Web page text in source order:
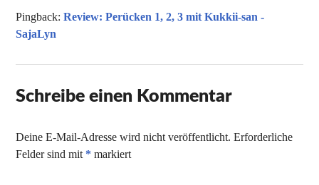
Pingback:Review: Perücken 1, 2, 3 mit Kukkii-san -
SajaLyn
Schreibe einen Kommentar
Deine E-Mail-Adresse wird nicht veröffentlicht. Erforderliche
Felder sind mit * markiert